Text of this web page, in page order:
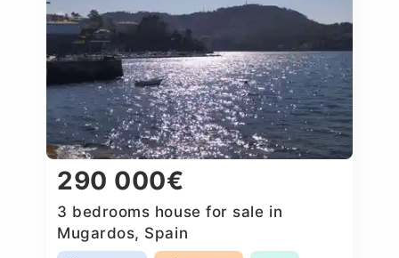
290 000€
3 bedrooms house for sale in
Mugardos, Spain